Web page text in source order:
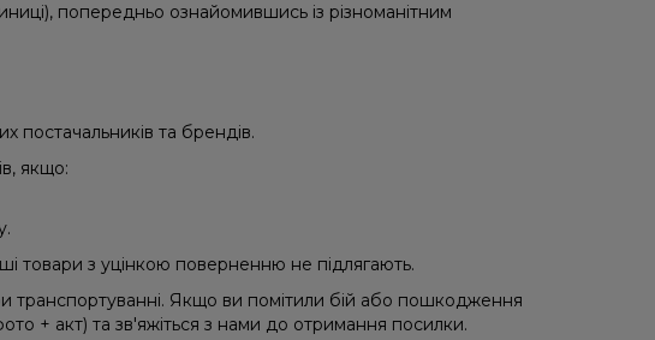
попередньо ознайомившись із різноманітним
постачальників та брендів.
якщо:
товари з уцінкою поверненню не підлягають.
транспортуванні. Якщо ви помітили бій або пошкодження
+ акт) та зв'яжіться з нами до отримання посилки.